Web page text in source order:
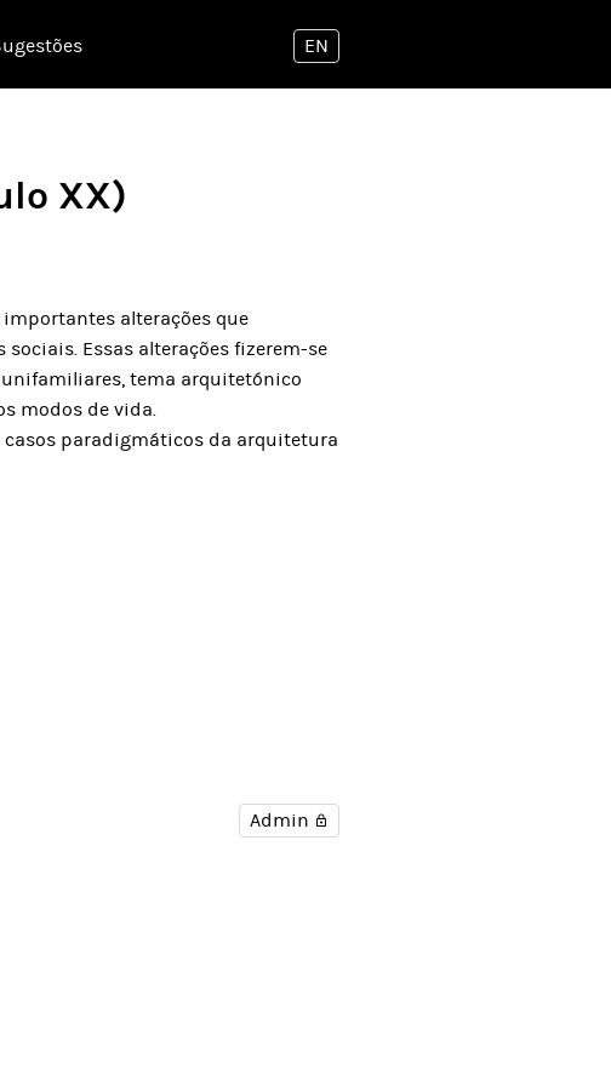
EN
XX)
alterações que
Essas alterações fizerem-se
tema arquitetónico
modos de vida.
casos paradigmáticos da arquitetura
Admin